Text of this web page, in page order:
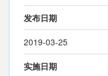
发布日期
2019-03-25
实施日期